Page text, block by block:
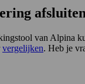
afsluiten
van Alpina
vergelijken. Heb je